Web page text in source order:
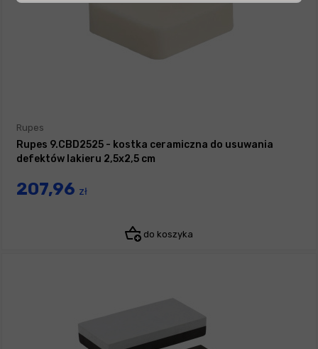
Rupes
Rupes 9.CBD2525 - kostka ceramiczna do usuwania
defektów lakieru 2,5x2,5 cm
207,96 zł
do koszyka